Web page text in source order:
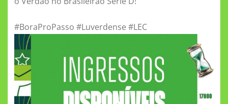
#BoraProPasso #Luverdense #LEC